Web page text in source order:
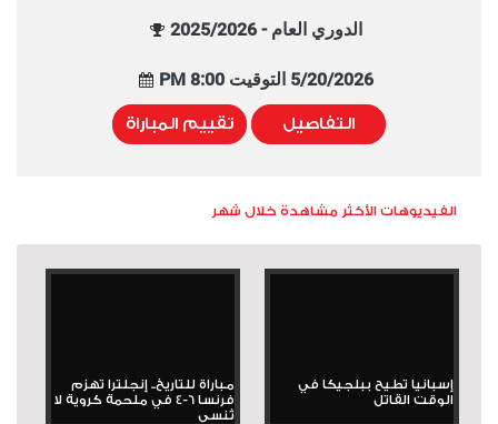
الدوري العام - 2025/2026
5/20/2026 التوقيت 8:00 PM
التفاصيل تقييم المباراة
الفيديوهات الأكثر مشاهدة خلال شهر
إسبانيا تطيح ببلجيكا في
الوقت القاتل
مباراة للتاريخ.. إنجلترا تهزم
فرنسا 6-4 في ملحمة كروية لا
تُنسى